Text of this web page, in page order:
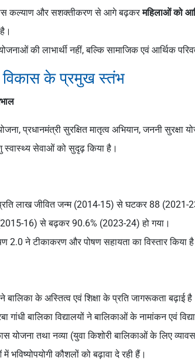
कल्याण और सशक्तीकरण से आगे बढ़करमहिलाओं को
की लाभार्थी नहीं, बल्कि सामाजिक एवं आर्थिक
विकास के प्रमुख स्तंभ
प्रधानमंत्री सुरक्षित मातृत्व अभियान, जननी सुरक्षा
स्वास्थ्य सेवाओं को सुदृढ़ किया है।
लाख जीवित जन्म (2014-15) से घटकर 88 (2021-
16) से बढ़कर 90.6% (2023-24) हो गया।
2.0 ने टीकाकरण और पोषण सहायता का विस्तार किया
बालिका के अस्तित्व एवं शिक्षा के प्रति जागरूकता बढ़ाई
गांधी बालिका विद्यालयों ने बालिकाओं के नामांकन एवं
योजना तथा नव्या (युवा किशोरी बालिकाओं के लिए
भविष्योपयोगी कौशलों को बढ़ावा दे रही हैं।